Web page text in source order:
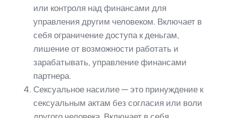
или контроля над финансами для
управления другим человеком. Включает в
себя ограничение доступа к деньгам,
лишение от возможности работать и
зарабатывать, управление финансами
партнера.
Сексуальное насилие — это принуждение к
сексуальным актам без согласия или воли